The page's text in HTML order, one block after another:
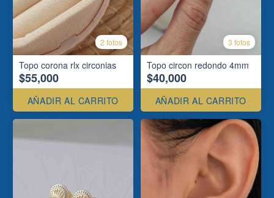
2 fotos
Topo corona rlx circonias
$55,000
AÑADIR AL CARRITO
3 fotos
Topo circon redondo 4mm
$40,000
AÑADIR AL CARRITO